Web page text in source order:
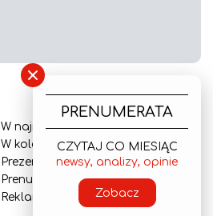
W najnowszym wydaniu
W kolejnym numerze
Prezentacja gazety
Prenumerata
Reklama
×
PRENUMERATA
CZYTAJ CO MIESIĄC
newsy, analizy, opinie
Zobacz